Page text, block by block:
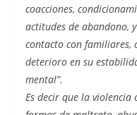
coacciones,
actitudes de abandono,
contacto con familiares,
deterioro en su
mental”.
Es decir que la